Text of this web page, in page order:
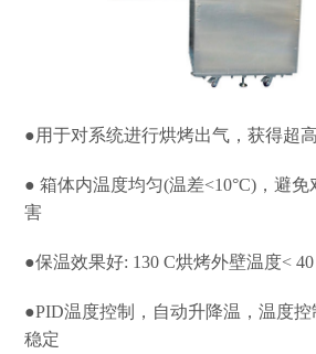
●用于对系统进行烘烤出气，获得超
● 箱体内温度均匀(温差<10°C)，避
害
●保温效果好: 130 C烘烤外壁温度<
●PID温度控制，自动升降温，温度
稳定